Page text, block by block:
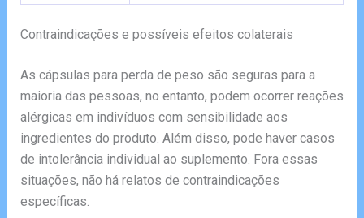
Contraindicações e possíveis efeitos colaterais
As cápsulas para perda de peso são seguras para a
maioria das pessoas, no entanto, podem ocorrer reações
alérgicas em indivíduos com sensibilidade aos
ingredientes do produto. Além disso, pode haver casos
de intolerância individual ao suplemento. Fora essas
situações, não há relatos de contraindicações
específicas.